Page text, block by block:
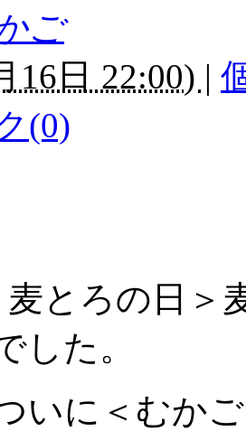
ご
16日 22:00) |
(0)
麦とろの日＞
した。
いに＜むか